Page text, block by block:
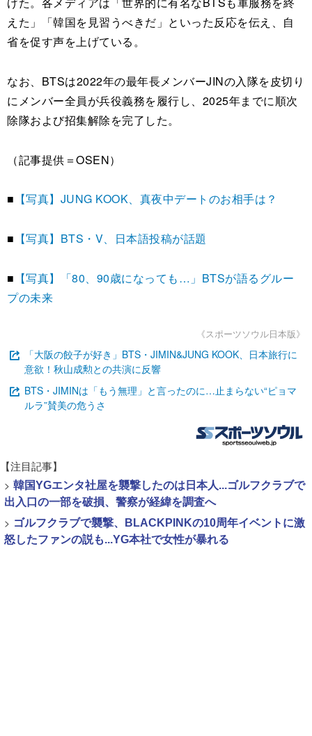
えた」「韓国を見習うべきだ」といった反応を伝え、自
省を促す声を上げている。
なお、BTSは2022年の最年長メンバーJINの入隊を皮切り
にメンバー全員が兵役義務を履行し、2025年までに順次
除隊および招集解除を完了した。
（記事提供＝OSEN）
■ 【写真】JUNG KOOK、真夜中デートのお相手は？
■ 【写真】BTS・V、日本語投稿が話題
■ 【写真】「80、90歳になっても…」BTSが語るグルー
プの未来
《スポーツソウル日本版》
「大阪の餃子が好き」BTS・JIMIN&JUNG KOOK、日本旅行に
意欲！秋山成勲との共演に反響
BTS・JIMINは「もう無理」と言ったのに…止まらない“ピョマ
ルラ”賛美の危うさ
【注目記事】
> 韓国YGエンタ社屋を襲撃したのは日本人...ゴルフクラブで
出入口の一部を破損、警察が経緯を調査へ
> ゴルフクラブで襲撃、BLACKPINKの10周年イベントに激
怒したファンの説も...YG本社で女性が暴れる